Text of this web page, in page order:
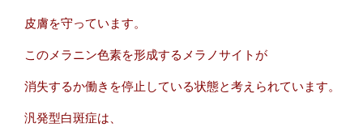
皮膚を守っています。
このメラニン色素を形成するメラノサイトが
消失するか働きを停止している状態と考えられています。
汎発型白斑症は、